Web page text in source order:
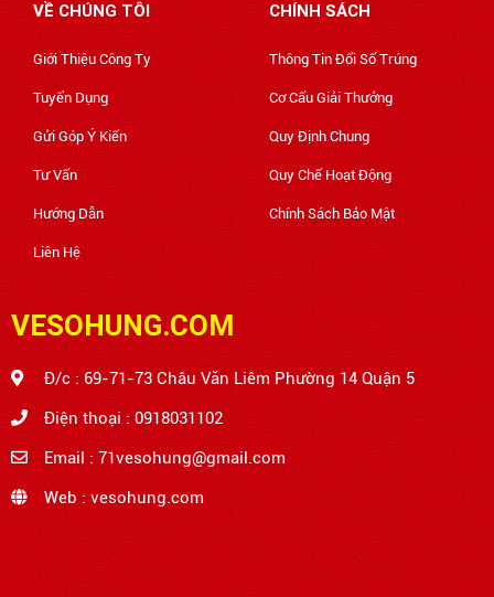
VỀ CHÚNG TÔI
Giới Thiệu Công Ty
Tuyển Dụng
Gửi Góp Ý Kiến
Tư Vấn
Hướng Dẫn
Liên Hệ
CHÍNH SÁCH
Thông Tin Đổi Số Trúng
Cơ Cấu Giải Thưởng
Quy Định Chung
Quy Chế Hoạt Động
Chính Sách Bảo Mật
VESOHUNG.COM
Đ/c : 69-71-73 Châu Văn Liêm Phường 14 Quận 5
Điện thoại : 0918031102
Email : 71vesohung@gmail.com
Web : vesohung.com